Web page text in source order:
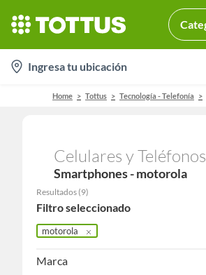
location-
icon
Ingresa tu ubicación
Home Tottus Tecnología - Telefonía
Celulares y Teléfonos
Smartphones - motorola
Resultados (9)
Filtro seleccionado
motorola
Marca